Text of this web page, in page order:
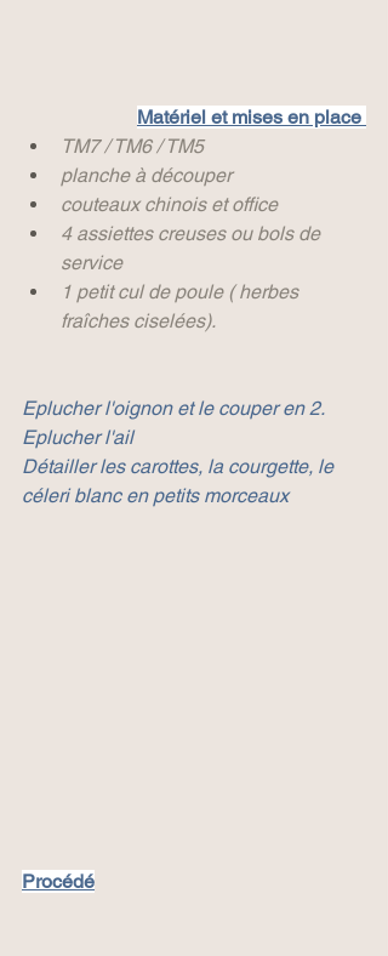
Matériel et mises en place
TM7 / TM6 / TM5
planche à découper
couteaux chinois et office
4 assiettes creuses ou bols de
service
1 petit cul de poule ( herbes
fraîches ciselées).
Eplucher l'oignon et le couper en 2.
Eplucher l'ail
Détailler les carottes, la courgette, le
céleri blanc en petits morceaux
Procédé